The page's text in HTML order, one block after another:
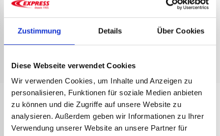
Zustimmung Details Über Cookies
Diese Webseite verwendet Cookies
Wir verwenden Cookies, um Inhalte und Anzeigen zu
personalisieren, Funktionen für soziale Medien anbieten
zu können und die Zugriffe auf unsere Website zu
analysieren. Außerdem geben wir Informationen zu Ihrer
Verwendung unserer Website an unsere Partner für
Dokumentation
Technisches Datenblatt Sets & Teile 467
ANDERE
REFERENZEN